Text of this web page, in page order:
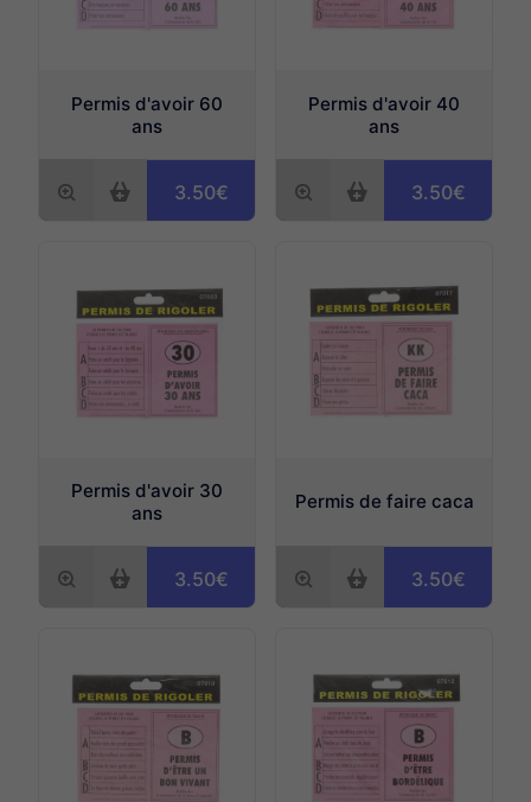
Permis d'avoir 60
ans
3.50€
Permis d'avoir 40
ans
3.50€
Permis d'avoir 30
ans
3.50€
Permis de faire caca
3.50€